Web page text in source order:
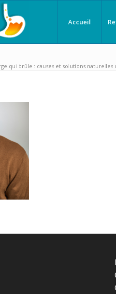
Accueil
qui brûle : causes et solutions naturelles